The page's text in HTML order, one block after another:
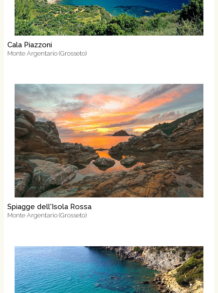
Cala Piazzoni
Monte Argentario (Grosseto)
Spiagge dell'Isola Rossa
Monte Argentario (Grosseto)